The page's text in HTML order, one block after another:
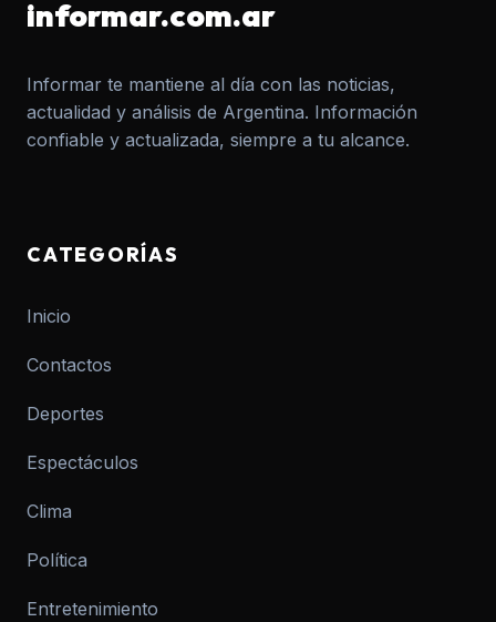
informar.com.ar
Informar te mantiene al día con las noticias,
actualidad y análisis de Argentina. Información
confiable y actualizada, siempre a tu alcance.
CATEGORÍAS
Inicio
Contactos
Deportes
Espectáculos
Clima
Política
Entretenimiento